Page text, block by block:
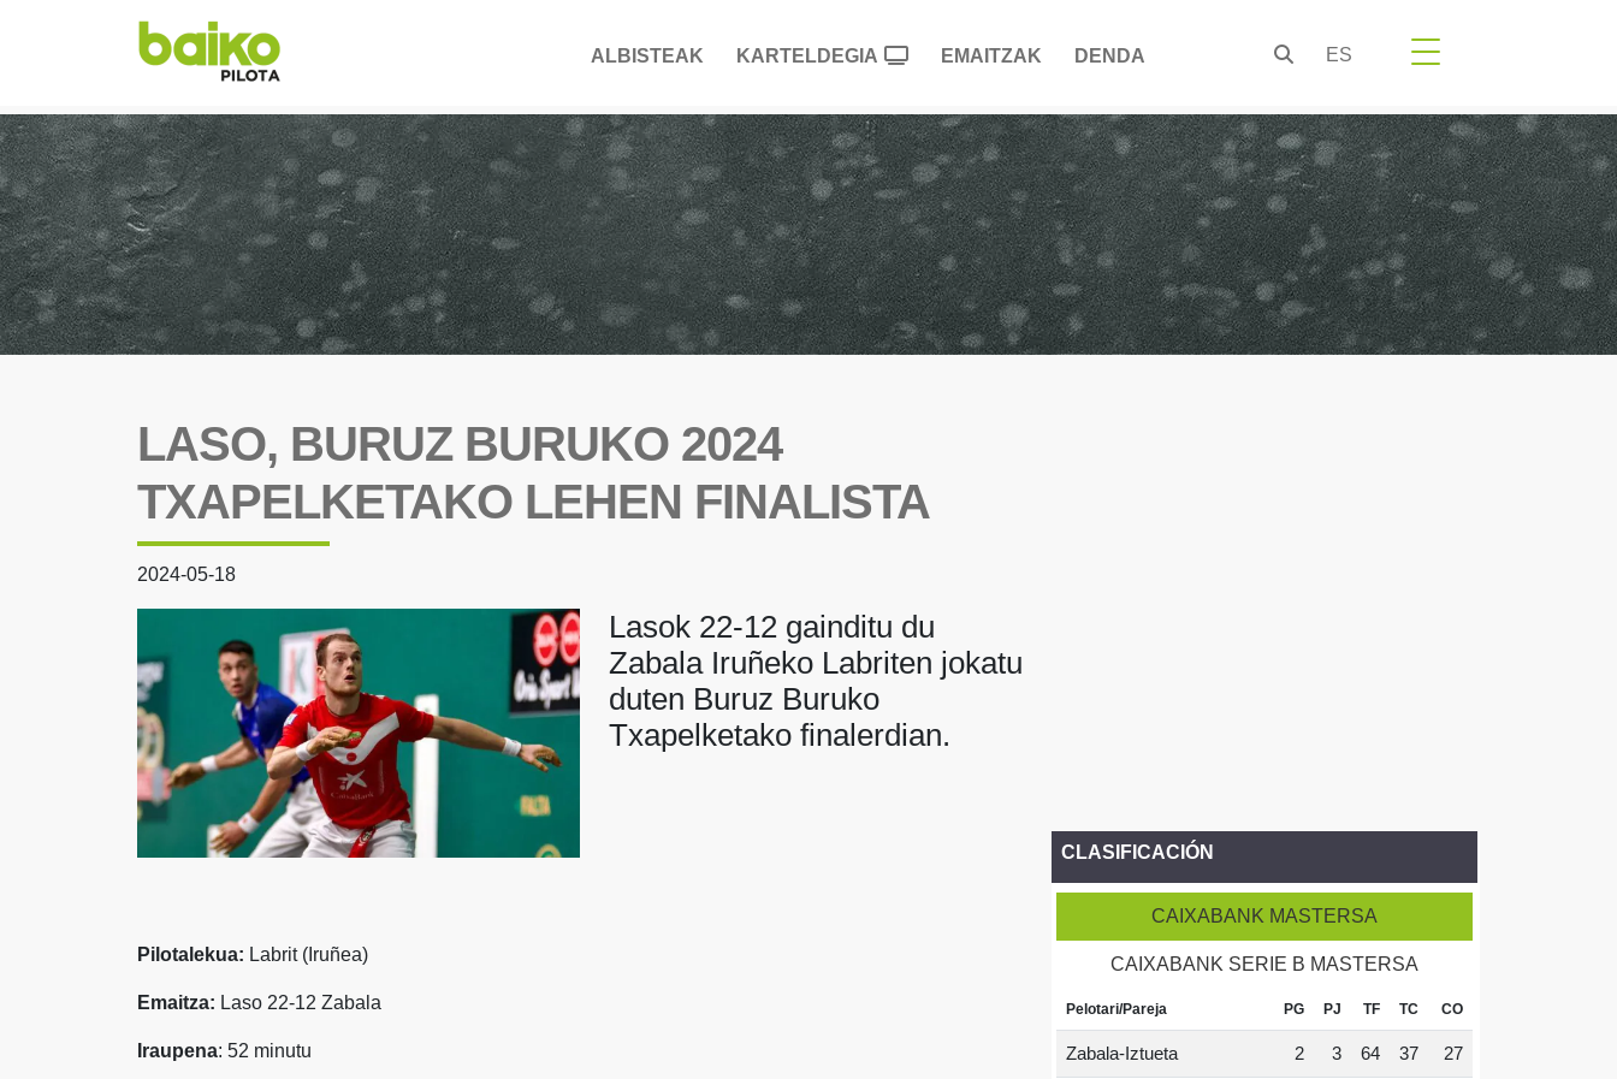
ALBISTEAK KARTELDEGIA EMAITZAK DENDA ES
LASO, BURUZ BURUKO 2024
TXAPELKETAKO LEHEN FINALISTA
2024-05-18
Lasok 22-12 gainditu du
Zabala Iruñeko Labriten jokatu
duten Buruz Buruko
Txapelketako finalerdian.
Pilotalekua: Labrit (Iruñea)
Emaitza: Laso 22-12 Zabala
Iraupena: 52 minutu
CLASIFICACIÓN
CAIXABANK MASTERSA
CAIXABANK SERIE B MASTERSA
Pelotari/Pareja PG PJ TF TC CO
Zabala-Iztueta 2 3 64 37 27